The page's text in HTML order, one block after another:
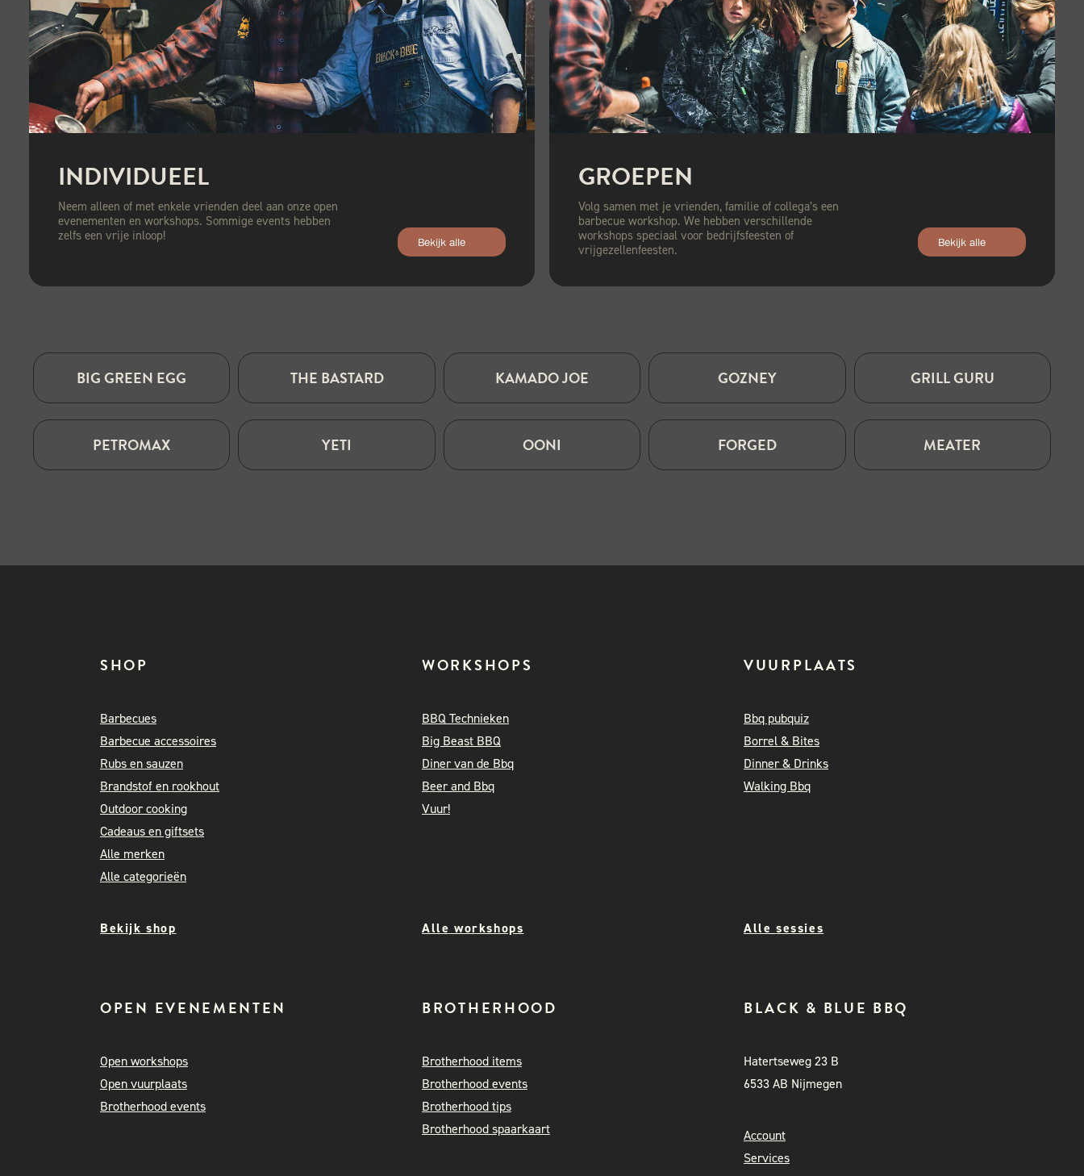
INDIVIDUEEL
Neem alleen of met enkele vrienden deel aan onze open
evenementen en workshops. Sommige events hebben
zelfs een vrije inloop!
Bekijk alle
GROEPEN
Volg samen met je vrienden, familie of collega’s een
barbecue workshop. We hebben verschillende
workshops speciaal voor bedrijfsfeesten of
vrijgezellenfeesten.
Bekijk alle
BIG GREEN EGG THE BASTARD KAMADO JOE GOZNEY GRILL GURU
PETROMAX YETI OONI FORGED MEATER
SHOP
Barbecues
Barbecue accessoires
Rubs en sauzen
Brandstof en rookhout
Outdoor cooking
Cadeaus en giftsets
Alle merken
Alle categorieën
WORKSHOPS
BBQ Technieken
Big Beast BBQ
Diner van de Bbq
Beer and Bbq
Vuur!
VUURPLAATS
Bbq pubquiz
Borrel & Bites
Dinner & Drinks
Walking Bbq
Bekijk shop Alle workshops Alle sessies
OPEN EVENEMENTEN
Open workshops
Open vuurplaats
Brotherhood events
BROTHERHOOD
Brotherhood items
Brotherhood events
Brotherhood tips
Brotherhood spaarkaart
BLACK & BLUE BBQ
Hatertseweg 23 B
6533 AB Nijmegen
Account
Services